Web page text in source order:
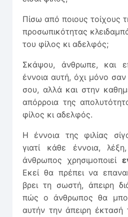
Πίσω από ποιους τοίχους
προσωπικότητας
του φίλος κι αδελφός;
Σκάψου, άνθρωπε, και
έννοια αυτή, όχι μόνο
σου, αλλά και στην
απόρροια της
φίλος κι αδελφός.
Η έννοια της φιλίας
γιατί κάθε έννοια,
άνθρωπος χρησιμοποιεί
Εκεί θα πρέπει να
βρει τη σωστή, άπειρη
πώς ο άνθρωπος θα
αυτήν την άπειρη